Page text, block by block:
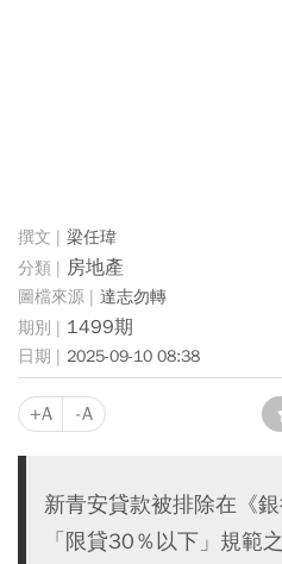
梁任瑋
房地產
達志勿轉
1499期
2025-09-10 08:38
+A -A
新青安貸款被排除在《
「限貸30％以下」規範